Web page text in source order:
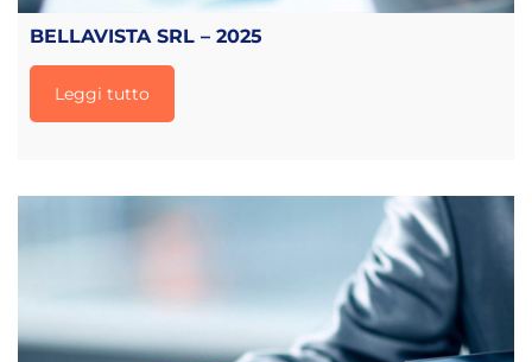
BELLAVISTA SRL – 2025
Leggi tutto